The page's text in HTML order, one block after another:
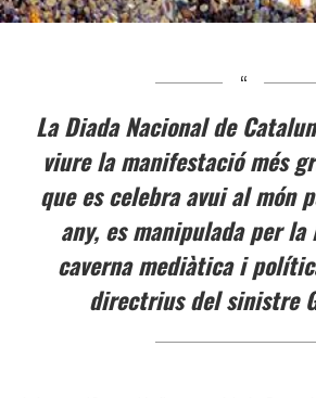
La Diada Nacional de
viure la manifestació més
que es celebra avui al món
any, es manipulada per la
caverna mediàtica i
directrius del sinistre